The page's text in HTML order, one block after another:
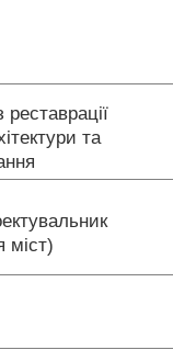
реставрації
та
міст)